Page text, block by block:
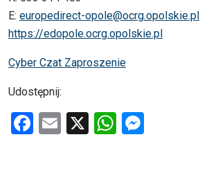
E: europedirect-opole@ocrg.opolskie.pl
https://edopole.ocrg.opolskie.pl
Cyber Czat Zaproszenie
Udostępnij:
F
E
X
W